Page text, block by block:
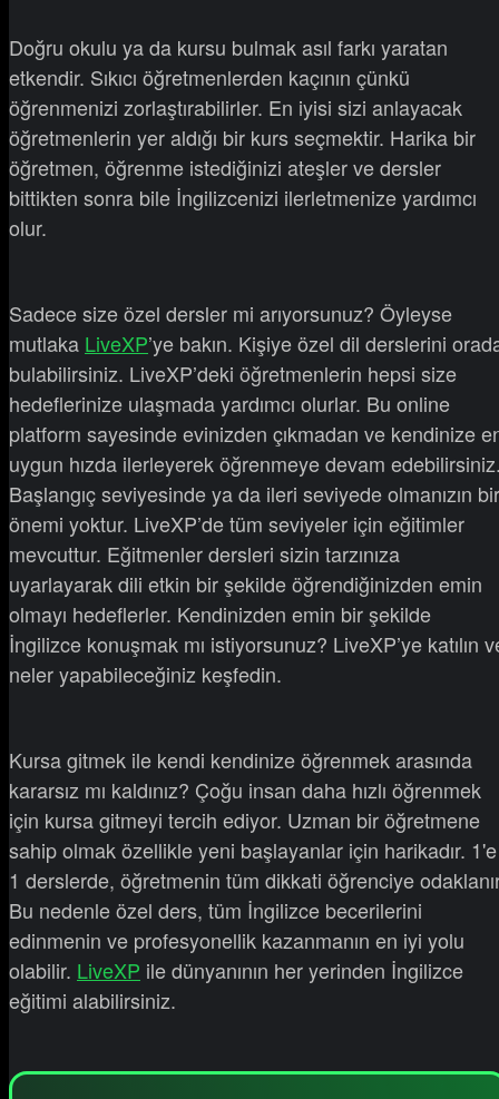
Doğru okulu ya da kursu bulmak asıl farkı yaratan
etkendir. Sıkıcı öğretmenlerden kaçının çünkü
öğrenmenizi zorlaştırabilirler. En iyisi sizi anlayacak
öğretmenlerin yer aldığı bir kurs seçmektir. Harika bir
öğretmen, öğrenme istediğinizi ateşler ve dersler
bittikten sonra bile İngilizcenizi ilerletmenize yardımcı
olur.
Sadece size özel dersler mi arıyorsunuz? Öyleyse
mutlaka LiveXP’ye bakın. Kişiye özel dil derslerini
bulabilirsiniz. LiveXP’deki öğretmenlerin hepsi size
hedeflerinize ulaşmada yardımcı olurlar. Bu online
platform sayesinde evinizden çıkmadan ve kendinize
uygun hızda ilerleyerek öğrenmeye devam
Başlangıç seviyesinde ya da ileri seviyede olmanızın bir
önemi yoktur. LiveXP’de tüm seviyeler için eğitimler
mevcuttur. Eğitmenler dersleri sizin tarzınıza
uyarlayarak dili etkin bir şekilde öğrendiğinizden emin
olmayı hedeflerler. Kendinizden emin bir şekilde
İngilizce konuşmak mı istiyorsunuz? LiveXP’ye katılın
neler yapabileceğiniz keşfedin.
Kursa gitmek ile kendi kendinize öğrenmek arasında
kararsız mı kaldınız? Çoğu insan daha hızlı öğrenmek
için kursa gitmeyi tercih ediyor. Uzman bir öğretmene
sahip olmak özellikle yeni başlayanlar için harikadır. 1'e
1 derslerde, öğretmenin tüm dikkati öğrenciye
Bu nedenle özel ders, tüm İngilizce becerilerini
edinmenin ve profesyonellik kazanmanın en iyi yolu
olabilir. LiveXP ile dünyanının her yerinden İngilizce
eğitimi alabilirsiniz.